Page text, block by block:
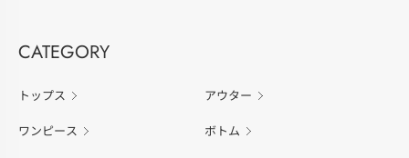
CATEGORY
トップス アウター
ワンピース ボトム